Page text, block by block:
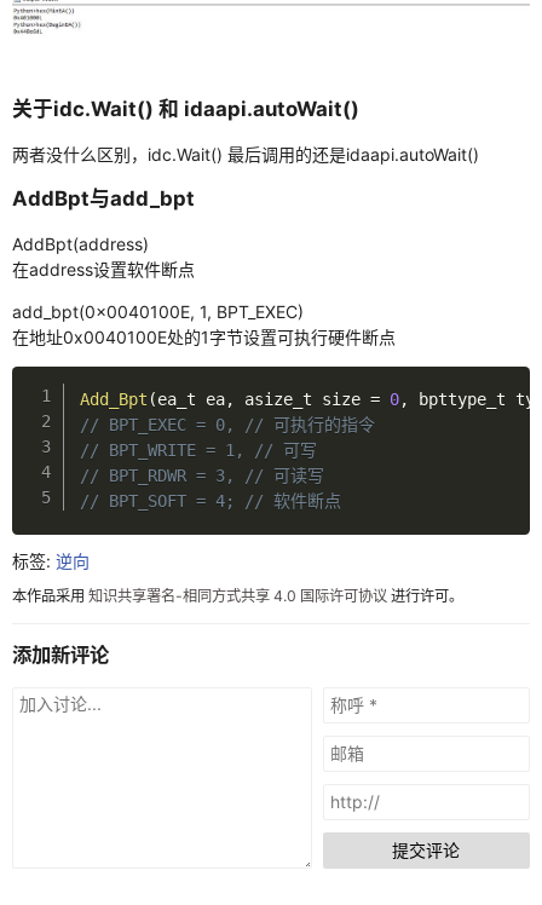
AI
轻语
友链
关于idc.Wait() 和 idaapi.autoWait()
两者没什么区别，idc.Wait() 最后调用的还是idaapi.autoWait()
AddBpt与add_bpt
AddBpt(address)
在address设置软件断点
add_bpt(0x0040100E, 1, BPT_EXEC)
在地址0x0040100E处的1字节设置可执行硬件断点
Add_Bpt (ea_t ea, asize_t size = 0,
bpttype_t
// BPT_EXEC = 0, // 可执行的指令
// BPT_WRITE = 1, // 可写
// BPT_RDWR = 3, // 可读写
// BPT_SOFT = 4; // 软件断点
标签: 逆向
本作品采用 知识共享署名-相同方式共享 4.0 国际许可协议 进行许可。
添加新评论
提交评论